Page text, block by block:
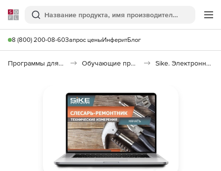
Softline
Поиск
8 (800) 200-08-60Запрос ценыИнферитБлог
Программы для образования и науки Обучающие программы Sike. Электронный курс «Слесарь-ремонтник: технические измерения»